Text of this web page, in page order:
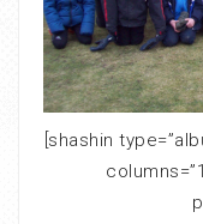
[shashin